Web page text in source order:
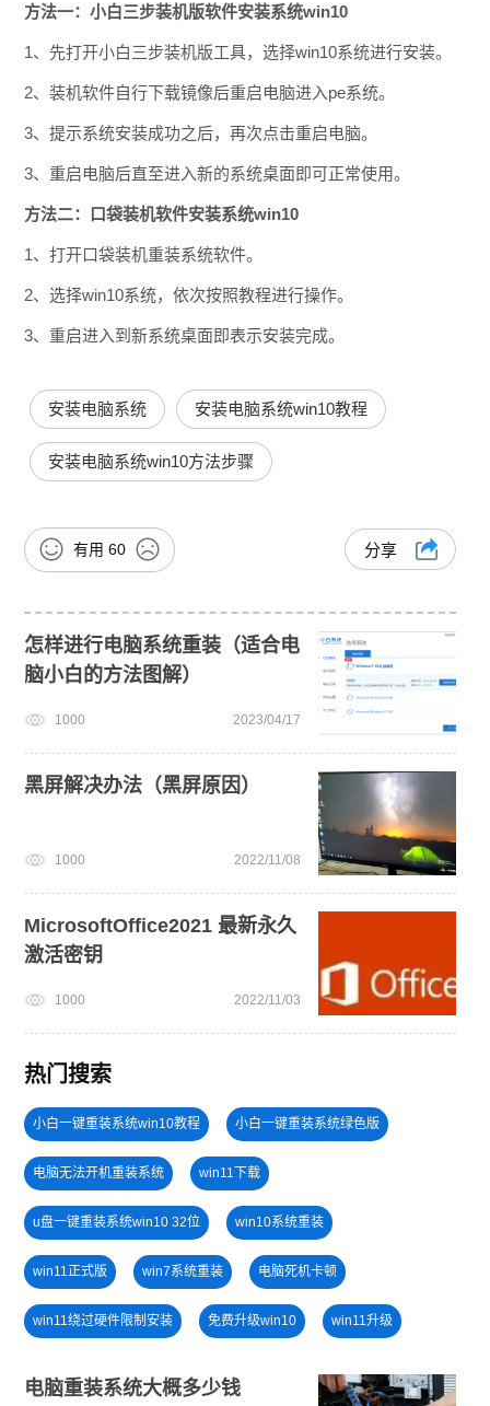
方法一：小白三步装机版软件安装系统win10
1、先打开小白三步装机版工具，选择win10系统进行安装。
2、装机软件自行下载镜像后重启电脑进入pe系统。
3、提示系统安装成功之后，再次点击重启电脑。
3、重启电脑后直至进入新的系统桌面即可正常使用。
方法二：口袋装机软件安装系统win10
1、打开口袋装机重装系统软件。
2、选择win10系统，依次按照教程进行操作。
3、重启进入到新系统桌面即表示安装完成。
安装电脑系统 安装电脑系统win10教程
安装电脑系统win10方法步骤
有用 60 分享
怎样进行电脑系统重装（适合电
脑小白的方法图解）
1000 2023/04/17
黑屏解决办法（黑屏原因）
1000 2022/11/08
MicrosoftOffice2021 最新永久
激活密钥
1000 2022/11/03
热门搜索
小白一键重装系统win10教程 小白一键重装系统绿色版
电脑无法开机重装系统 win11下载
u盘一键重装系统win10 32位 win10系统重装
win11正式版 win7系统重装 电脑死机卡顿
win11绕过硬件限制安装 免费升级win10 win11升级
电脑重装系统大概多少钱